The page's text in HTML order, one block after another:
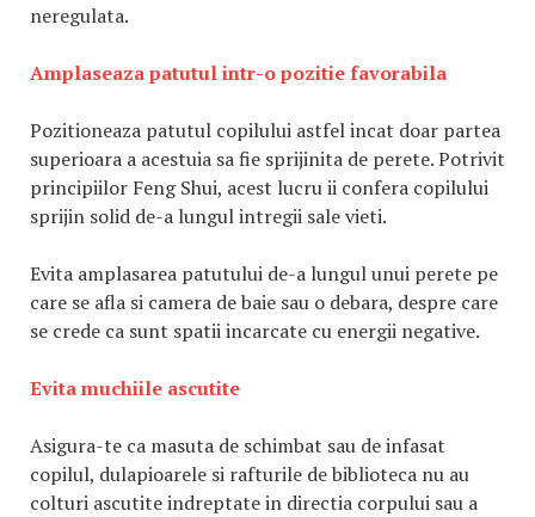
neregulata.
Amplaseaza patutul intr-o pozitie favorabila
Pozitioneaza patutul copilului astfel incat doar partea
superioara a acestuia sa fie sprijinita de perete. Potrivit
principiilor Feng Shui, acest lucru ii confera copilului
sprijin solid de-a lungul intregii sale vieti.
Evita amplasarea patutului de-a lungul unui perete pe
care se afla si camera de baie sau o debara, despre care
se crede ca sunt spatii incarcate cu energii negative.
Evita muchiile ascutite
Asigura-te ca masuta de schimbat sau de infasat
copilul, dulapioarele si rafturile de biblioteca nu au
colturi ascutite indreptate in directia corpului sau a